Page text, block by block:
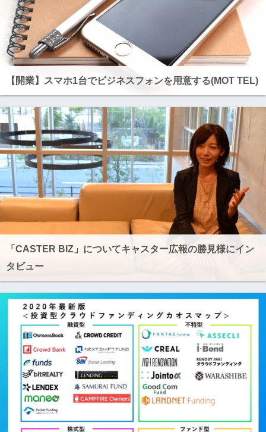
【開業】スマホ1台でビジネスフォンを用意する(MOT TEL)
「CASTER BIZ」についてキャスター広報の勝見様にイン
タビュー